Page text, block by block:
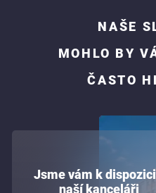
NAŠE
MOHLO BY
ČASTO
Jsme vám k
naší kanceláři